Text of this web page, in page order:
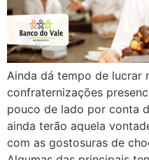
Ainda dá tempo de lucrar
confraternizações
pouco de lado por conta
ainda terão aquela
com as gostosuras de